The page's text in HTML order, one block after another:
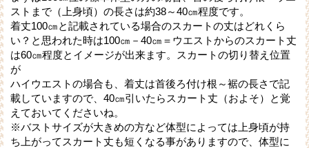
ストまで（上身頃）の長さは約38～40㎝程度です。
着丈100㎝と記載されている場合のスカートの丈はどれくら
い？と思われた時は100㎝－40㎝＝ウエストからのスカート丈
は60㎝程度とイメージが出来ます。スカートの切り替え位置
が
ハイウエストの場合も、着丈は首後ろ付け根～裾の長さで記
載していますので、40㎝引いたらスカート丈（およそ）と覚
えておいてくださいね。
※バストサイズが大きめの方など体型によっては上身頃が持
ち上がってスカート丈も短くなる事がありますので、体型に